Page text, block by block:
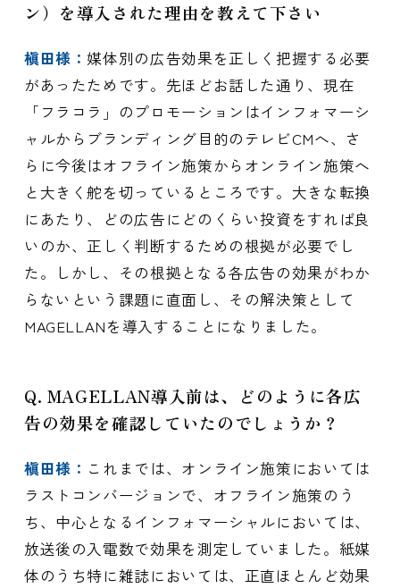
ン）を導入された理由を教えて下さい
槇田様：媒体別の広告効果を正しく把握する必要
があったためです。先ほどお話した通り、現在
「フラコラ」のプロモーションはインフォマーシ
ャルからブランディング目的のテレビCMへ、さ
らに今後はオフライン施策からオンライン施策へ
と大きく舵を切っているところです。大きな転換
にあたり、どの広告にどのくらい投資をすれば良
いのか、正しく判断するための根拠が必要でし
た。しかし、その根拠となる各広告の効果がわか
らないという課題に直面し、その解決策として
MAGELLANを導入することになりました。
Q. MAGELLAN導入前は、どのように各広
告の効果を確認していたのでしょうか？
槇田様： これまでは、オンライン施策においては
ラストコンバージョンで、オフライン施策のう
ち、中心となるインフォマーシャルにおいては、
放送後の入電数で効果を測定していました。紙媒
体のうち特に雑誌においては、正直ほとんど効果